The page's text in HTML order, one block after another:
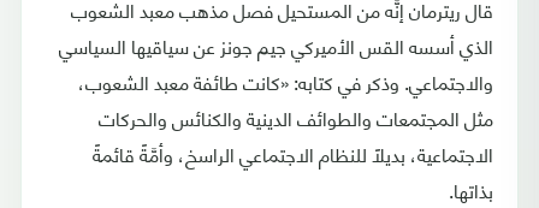
قال ريترمان إنَّه من المستحيل فصل مذهب معبد الشعوب
الذي أسسه القس الأميركي جيم جونز عن سياقيها السياسي
والاجتماعي. وذكر في كتابه: «كانت طائفة معبد الشعوب،
مثل المجتمعات والطوائف الدينية والكنائس والحركات
الاجتماعية، بديلاً للنظام الاجتماعي الراسخ، وأمَّةً قائمةً
بذاتها.